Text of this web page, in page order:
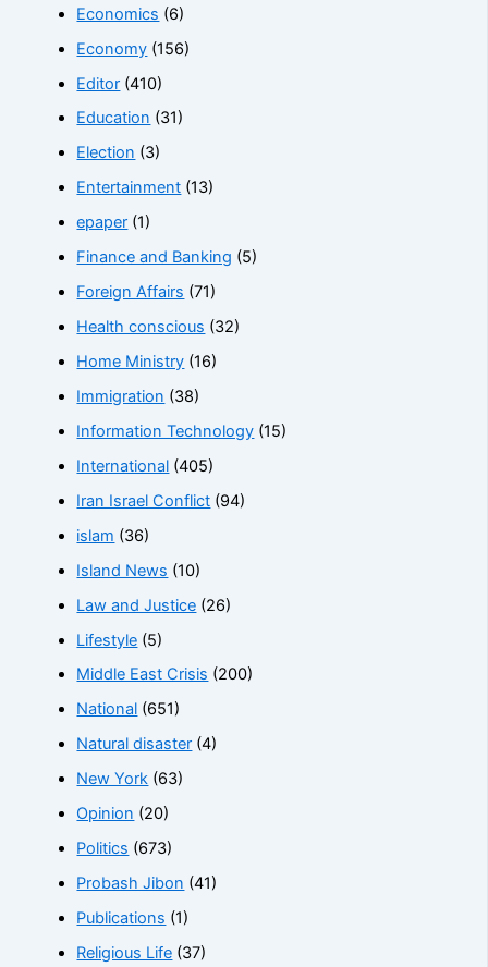
Economics (6)
Economy (156)
Editor (410)
Education (31)
Election (3)
Entertainment (13)
epaper (1)
Finance and Banking (5)
Foreign Affairs (71)
Health conscious (32)
Home Ministry (16)
Immigration (38)
Information Technology (15)
International (405)
Iran Israel Conflict (94)
islam (36)
Island News (10)
Law and Justice (26)
Lifestyle (5)
Middle East Crisis (200)
National (651)
Natural disaster (4)
New York (63)
Opinion (20)
Politics (673)
Probash Jibon (41)
Publications (1)
Religious Life (37)